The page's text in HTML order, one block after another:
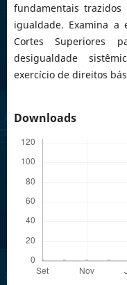
fundamentais
igualdade. Examina
Cortes Superiores
desigualdade
exercício de direitos
Downloads